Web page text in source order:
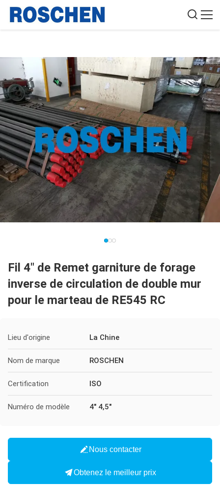
Fil 4" de Remet garniture de forage
inverse de circulation de double mur
pour le marteau de RE545 RC
Lieu d'origine La Chine
Nom de marque ROSCHEN
Certification ISO
Numéro de modèle 4" 4,5"
Nous contacter
Obtenez le meilleur prix